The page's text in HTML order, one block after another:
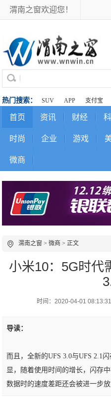
渭南之窗欢迎您！
热门搜索： SUV APP 支付宝
首页 资讯 财经
时尚 企业 游戏
微商
渭南之窗 >微商 > 正文
小米10：5G时代
时间：2020-04-01 08:13:31
导读：
而且，全新的UFS 3.0与UFS 2.1
显，随着使用时间的增长，闪存
数据时的速度差距还会被进一步放